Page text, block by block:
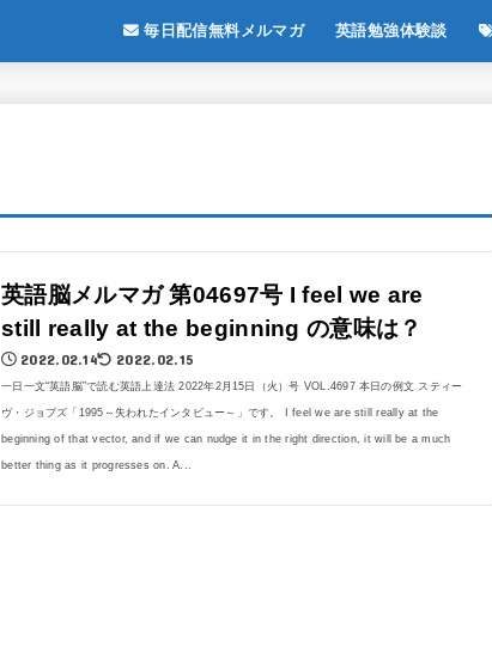
毎日配信無料メルマガ 英語勉強体験談
英語脳メルマガ 第04697号 I feel we are
still really at the beginning の意味は？
2022.02.14 2022.02.15
一日一文“英語脳”で読む英語上達法 2022年2月15日（火）号 VOL.4697 本日の例文 スティー
ヴ・ジョブズ「1995～失われたインタビュー～」です。 I feel we are still really at the
beginning of that vector, and if we can nudge it in the right direction, it will be a much
better thing as it progresses on. A...